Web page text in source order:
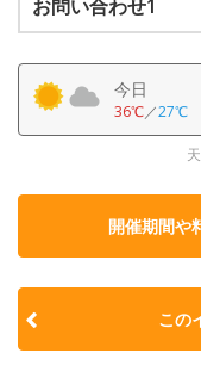
お問い合わせ1
今日
36℃／27℃
開催期間や
この